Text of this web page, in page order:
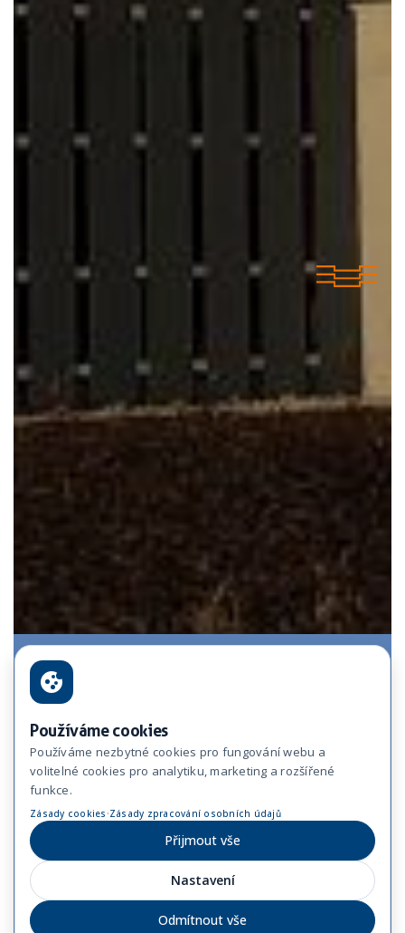
Používáme cookies
Používáme nezbytné cookies pro fungování webu a
volitelné cookies pro analytiku, marketing a rozšířené
funkce.
Zásady cookies ·Zásady zpracování osobních údajů
Přijmout vše
Nastavení
Odmítnout vše
Investor